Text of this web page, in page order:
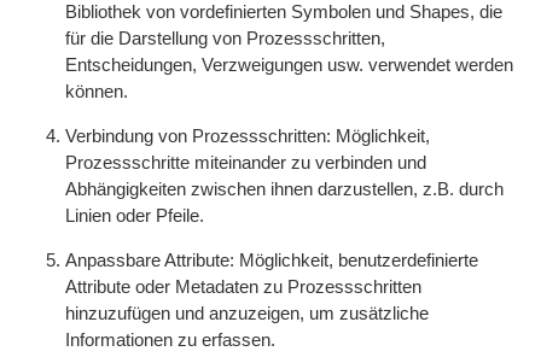
Bibliothek von vordefinierten Symbolen und Shapes, die
für die Darstellung von Prozessschritten,
Entscheidungen, Verzweigungen usw. verwendet werden
können.
Verbindung von Prozessschritten: Möglichkeit,
Prozessschritte miteinander zu verbinden und
Abhängigkeiten zwischen ihnen darzustellen, z.B. durch
Linien oder Pfeile.
Anpassbare Attribute: Möglichkeit, benutzerdefinierte
Attribute oder Metadaten zu Prozessschritten
hinzuzufügen und anzuzeigen, um zusätzliche
Informationen zu erfassen.